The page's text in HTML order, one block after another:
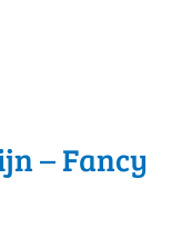
– Fancy